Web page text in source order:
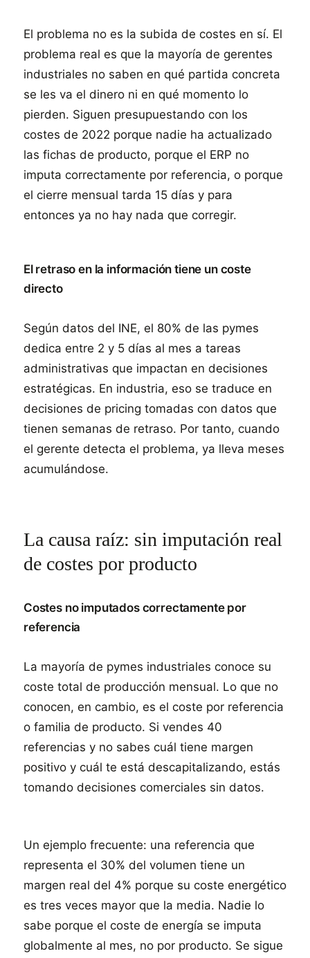
El problema no es la subida de costes en sí. El
problema real es que la mayoría de gerentes
industriales no saben en qué partida concreta
se les va el dinero ni en qué momento lo
pierden. Siguen presupuestando con los
costes de 2022 porque nadie ha actualizado
las fichas de producto, porque el ERP no
imputa correctamente por referencia, o porque
el cierre mensual tarda 15 días y para
entonces ya no hay nada que corregir.
El retraso en la información tiene un coste
directo
Según datos del INE, el 80% de las pymes
dedica entre 2 y 5 días al mes a tareas
administrativas que impactan en decisiones
estratégicas. En industria, eso se traduce en
decisiones de pricing tomadas con datos que
tienen semanas de retraso. Por tanto, cuando
el gerente detecta el problema, ya lleva meses
acumulándose.
La causa raíz: sin imputación real
de costes por producto
Costes no imputados correctamente por
referencia
La mayoría de pymes industriales conoce su
coste total de producción mensual. Lo que no
conocen, en cambio, es el coste por referencia
o familia de producto. Si vendes 40
referencias y no sabes cuál tiene margen
positivo y cuál te está descapitalizando, estás
tomando decisiones comerciales sin datos.
Un ejemplo frecuente: una referencia que
representa el 30% del volumen tiene un
margen real del 4% porque su coste energético
es tres veces mayor que la media. Nadie lo
sabe porque el coste de energía se imputa
globalmente al mes, no por producto. Se sigue